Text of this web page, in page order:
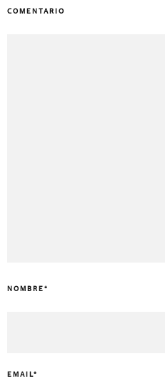
COMENTARIO
NOMBRE *
EMAIL*